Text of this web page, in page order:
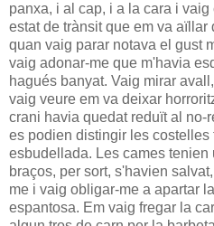
panxa, i al cap, i a la cara i
estat de trànsit que em va aïllar
quan vaig parar notava el gust
vaig adonar-me que m'havia
hagués banyat. Vaig mirar
vaig veure em va deixar
crani havia quedat reduït al no-
es podien distingir les
esbudellada. Les cames tenien
braços, per sort, s'havien
me i vaig obligar-me a apartar
espantosa. Em vaig fregar la